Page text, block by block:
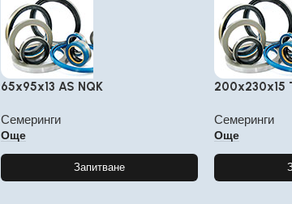
65x95x13 AS NQK
Семеринги
Още
Запитване
200x230x15
Семеринги
Още